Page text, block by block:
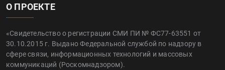
О ПРОЕКТЕ
«Свидетельство о регистрации СМИ ПИ № ФС77-63551 от
30.10.2015 г. Выдано Федеральной службой по надзору в
сфере связи, информационных технологий и массовых
коммуникаций (Роскомнадзором).